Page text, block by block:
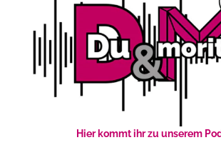
Hier kommt ihr zu unserem